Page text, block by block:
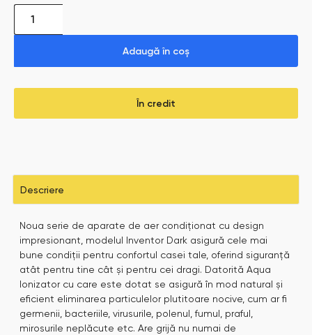
Adaugă în coș
În credit
Descriere
Noua serie de aparate de aer condiționat cu design
impresionant, modelul Inventor Dark asigură cele mai
bune condiții pentru confortul casei tale, oferind siguranță
atât pentru tine cât și pentru cei dragi. Datorită Aqua
Ionizator cu care este dotat se asigură în mod natural și
eficient eliminarea particulelor plutitoare nocive, cum ar fi
germenii, bacteriile, virusurile, polenul, fumul, praful,
mirosurile neplăcute etc. Are grijă nu numai de